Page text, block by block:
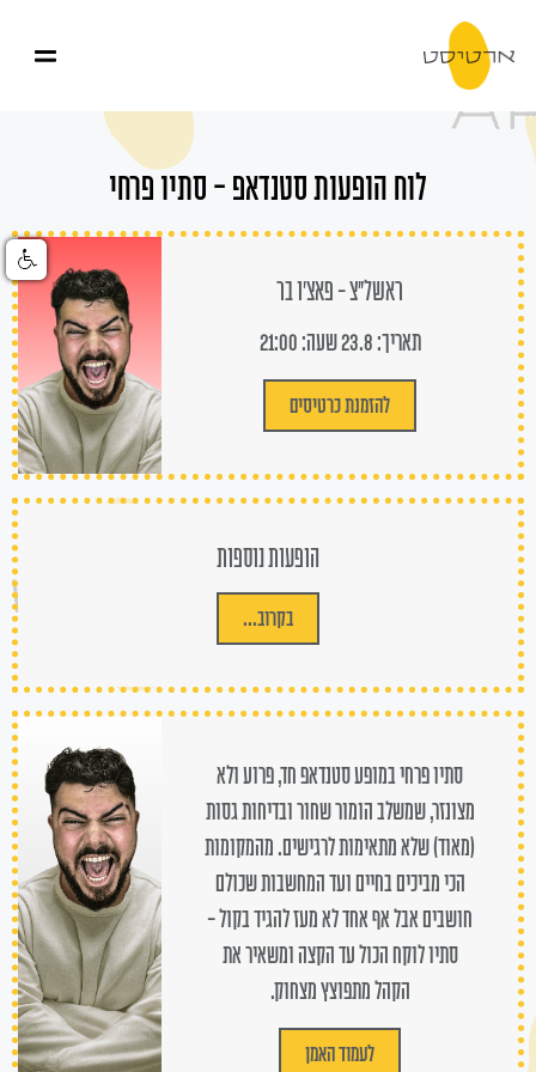
לוח הופעות סטנדאפ - סתיו פרחי
ראשל"צ - פאצ'ו בר
תאריך: 23.8 שעה: 21:00
להזמנת כרטיסים
הופעות נוספות
בקרוב...
סתיו פרחי במופע סטנדאפ חד, פרוע ולא
מצונזר, שמשלב הומור שחור ובדיחות גסות
(מאוד) שלא מתאימות לרגישים. מהמקומות
הכי מביכים בחיים ועד המחשבות שכולם
חושבים אבל אף אחד לא מעז להגיד בקול -
סתיו לוקח הכול עד הקצה ומשאיר את
הקהל מתפוצץ מצחוק.
לעמוד האמן